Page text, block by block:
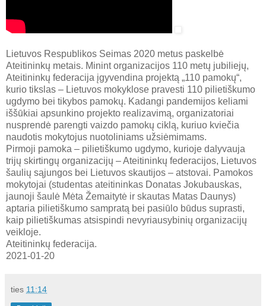
Lietuvos Respublikos Seimas 2020 metus paskelbė
Ateitininkų metais. Minint organizacijos 110 metų jubiliejų,
Ateitininkų federacija įgyvendina projektą „110 pamokų“,
kurio tikslas – Lietuvos mokyklose pravesti 110 pilietiškumo
ugdymo bei tikybos pamokų. Kadangi pandemijos keliami
iššūkiai apsunkino projekto realizavimą, organizatoriai
nusprendė parengti vaizdo pamokų ciklą, kuriuo kviečia
naudotis mokytojus nuotoliniams užsiėmimams.
Pirmoji pamoka – pilietiškumo ugdymo, kurioje dalyvauja
trijų skirtingų organizacijų – Ateitininkų federacijos, Lietuvos
šaulių sąjungos bei Lietuvos skautijos – atstovai. Pamokos
mokytojai (studentas ateitininkas Donatas Jokubauskas,
jaunoji šaulė Mėta Žemaitytė ir skautas Matas Daunys)
aptaria pilietiškumo sampratą bei pasiūlo būdus suprasti,
kaip pilietiškumas atsispindi nevyriausybinių organizacijų
veikloje.
Ateitininkų federacija.
2021-01-20
ties 11:14